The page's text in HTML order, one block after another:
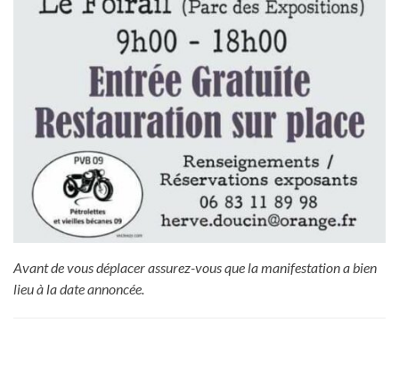
Avant de vous déplacer assurez-vous que la manifestation a bien
lieu à la date annoncée.